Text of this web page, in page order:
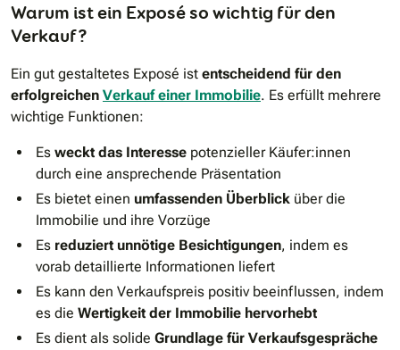
Warum ist ein Exposé so wichtig für den
Verkauf?
Ein gut gestaltetes Exposé ist entscheidend für den
erfolgreichen Verkauf einer Immobilie. Es erfüllt mehrere
wichtige Funktionen:
Es weckt das Interesse potenzieller Käufer:innen
durch eine ansprechende Präsentation
Es bietet einen umfassenden Überblick über die
Immobilie und ihre Vorzüge
Es reduziert unnötige Besichtigungen, indem es
vorab detaillierte Informationen liefert
Es kann den Verkaufspreis positiv beeinflussen, indem
es die Wertigkeit der Immobilie hervorhebt
Es dient als solide Grundlage für Verkaufsgespräche